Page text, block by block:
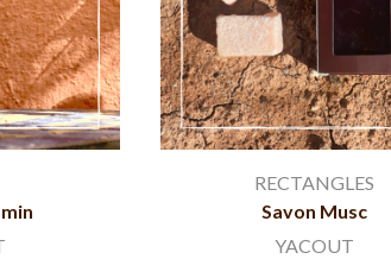
RECTANGLES
Savon Musc
YACOUT